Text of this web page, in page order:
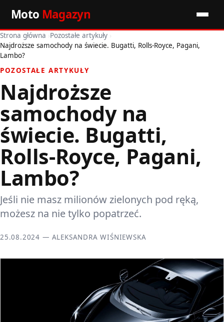
Moto Magazyn
Start
Premiery
Porady motoryzacyjne
Pozostałe artykuły
Strona główna ›Pozostałe artykuły ›
Najdroższe samochody na świecie. Bugatti, Rolls-Royce, Pagani,
Lambo?
POZOSTAŁE ARTYKUŁY
Najdroższe
samochody na
świecie. Bugatti,
Rolls-Royce, Pagani,
Lambo?
Jeśli nie masz milionów zielonych pod ręką,
możesz na nie tylko popatrzeć.
25.08.2024 — ALEKSANDRA WIŚNIEWSKA